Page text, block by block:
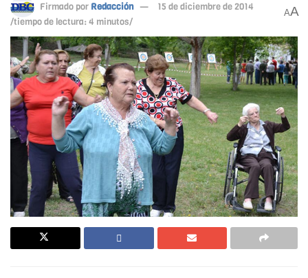
Firmado por Redacción
15 de diciembre de 2014
/tiempo de lectura: 4 minutos/
AA